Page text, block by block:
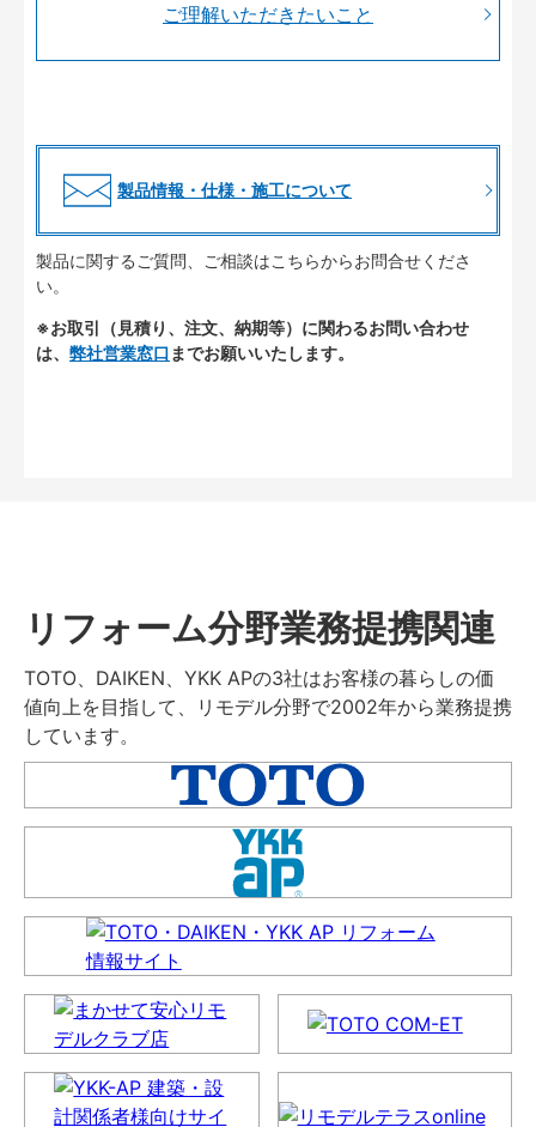
ご理解いただきたいこと
製品情報・仕様・施工について
製品に関するご質問、ご相談はこちらからお問合せくださ
い。
※お取引（見積り、注文、納期等）に関わるお問い合わせ
は、 弊社営業窓口 までお願いいたします。
リフォーム分野業務提携関連
TOTO、DAIKEN、YKK APの3社はお客様の暮らしの価
値向上を目指して、リモデル分野で2002年から業務提携
しています。